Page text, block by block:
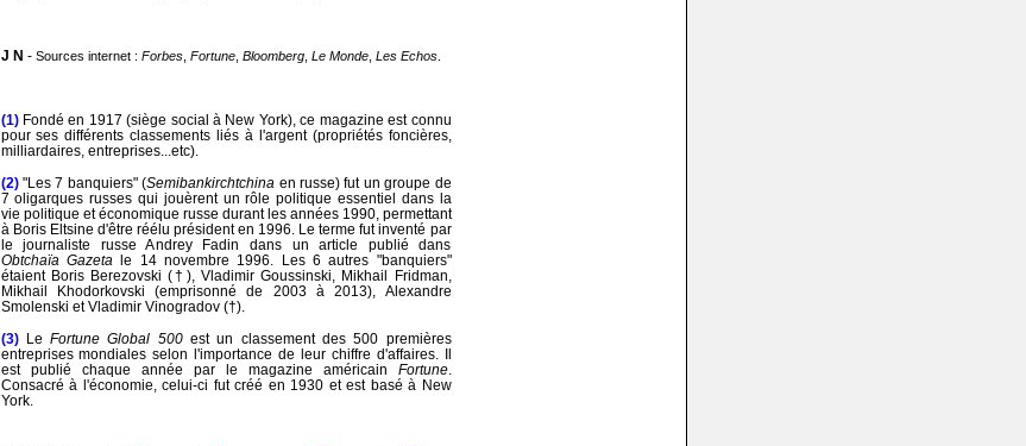
J N - Sources internet : Forbes, Fortune, Bloomberg, Le Monde, Les Echos.
(1)Fondé en 1917 (siège social à New York), ce magazine est connu
pour ses différents classements liés à l'argent (propriétés foncières,
milliardaires, entreprises...etc).
(2) "Les 7 banquiers" (Semibankirchtchina en russe) fut un groupe de
7 oligarques russes qui jouèrent un rôle politique essentiel dans la
vie politique et économique russe durant les années 1990, permettant
à Boris Eltsine d'être réélu président en 1996. Le terme fut inventé par
le journaliste russe Andrey Fadin dans un article publié dans
Obtchaïa Gazeta le 14 novembre 1996. Les 6 autres "banquiers"
étaient Boris Berezovski (†), Vladimir Goussinski, Mikhail Fridman,
Mikhail Khodorkovski (emprisonné de 2003 à 2013), Alexandre
Smolenski et Vladimir Vinogradov (†).
(3) LeFortune Global 500est un classement des 500 premières
entreprises mondiales selon l'importance de leur chiffre d'affaires. Il
est publié chaque année par le magazine américain Fortune.
Consacré à l'économie, celui-ci fut créé en 1930 et est basé à New
York.